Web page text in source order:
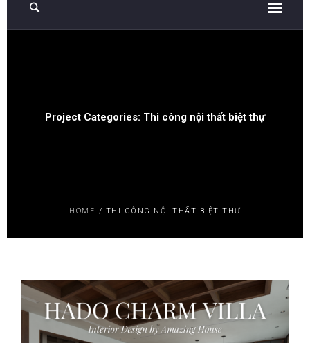
Project Categories: Thi công nội thất biệt thự
HOME / THI CÔNG NỘI THẤT BIỆT THỰ